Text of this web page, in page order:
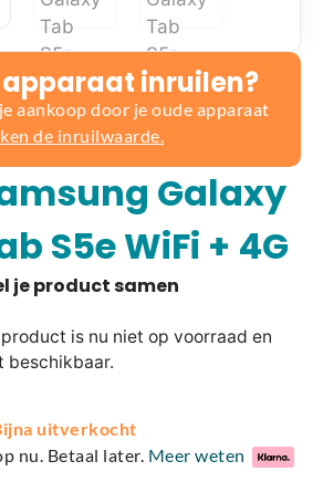
apparaat inruilen?
aankoop door je oude apparaat
de inruilwaarde.
Galaxy
S5e WiFi + 4G
is nu niet op voorraad en
beschikbaar.
uitverkocht
nu. Betaal later. Meer weten